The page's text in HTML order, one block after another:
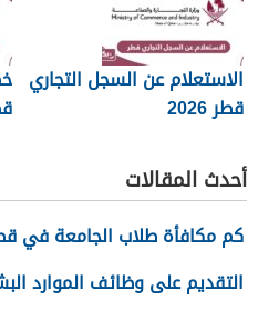
الاستعلام عن السجل التجاري
قطر 2026
أحدث المقالات
كم مكافأة طلاب الجامعة في قطر
التقديم على وظائف الموارد